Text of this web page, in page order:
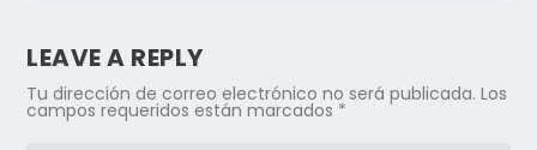
LEAVE A REPLY
Tu dirección de correo electrónico no será publicada. Los
campos requeridos están marcados *